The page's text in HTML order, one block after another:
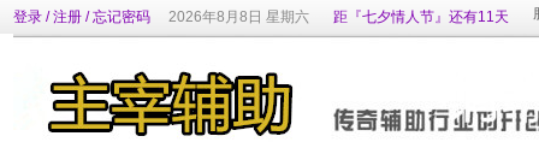
登录/注册/忘记密码 2026年8月8日 星期六 距『七夕情人节』还有11天